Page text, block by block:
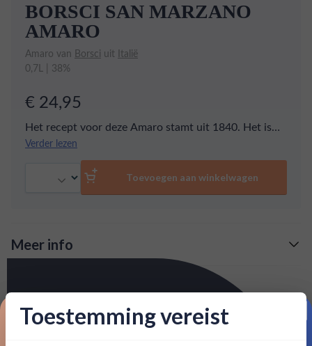
BORSCI SAN MARZANO
AMARO
Amaro van Borsci uit Italië
0,7L | 38%
€ 24,95
Het recept voor deze Amaro stamt uit 1840. Het is
een kruidenlikeur die je goed kunt gebruiken in
Verder lezen
Toevoegen aan winkelwagen
Meer info
artikel vermeld)
Het recept voor deze Amaro stamt uit 1840. Het is een
kruidenlikeur die je goed kunt gebruiken in cocktails.
Toestemming vereist
Proost op je eerste korting!